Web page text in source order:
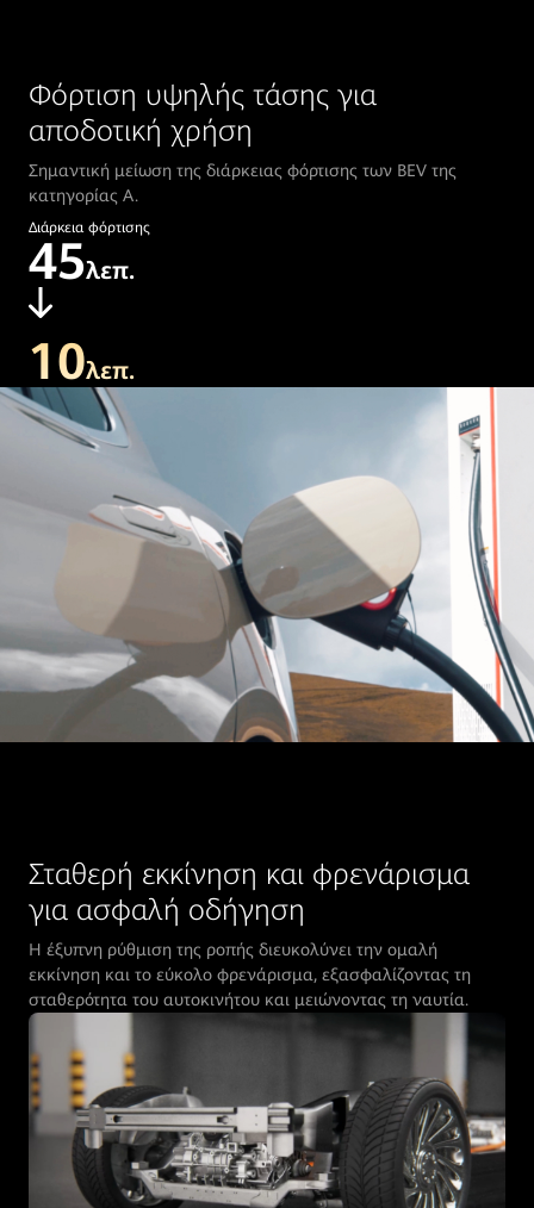
Φόρτιση υψηλής τάσης για
αποδοτική χρήση
Σημαντική μείωση της διάρκειας φόρτισης των BEV της
κατηγορίας Α.
Διάρκεια φόρτισης
45λεπ.
10λεπ.
Σταθερή εκκίνηση και φρενάρισμα
για ασφαλή οδήγηση
Η έξυπνη ρύθμιση της ροπής διευκολύνει την ομαλή
εκκίνηση και το εύκολο φρενάρισμα, εξασφαλίζοντας τη
σταθερότητα του αυτοκινήτου και μειώνοντας τη ναυτία.